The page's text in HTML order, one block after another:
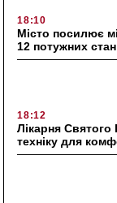
18:10
Місто посилює
12 потужних
18:12
Лікарня
техніку для